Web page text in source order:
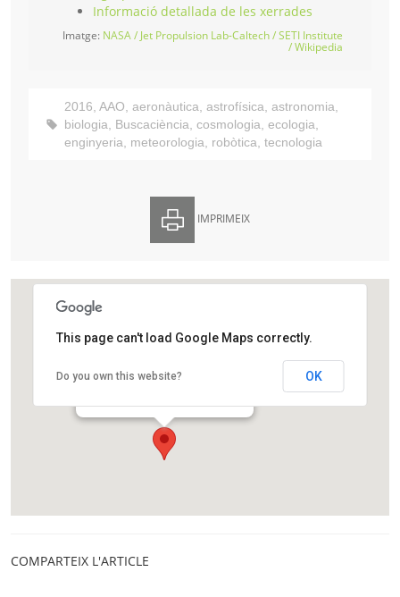
Informació detallada de les xerrades
Imatge: NASA / Jet Propulsion Lab-Caltech / SETI Institute
/ Wikipedia
2016, AAO, aeronàutica, astrofísica, astronomia,
biologia, Buscaciència, cosmologia, ecologia,
enginyeria, meteorologia, robòtica, tecnologia
IMPRIMEIX
Agrupació Astronòmica d’Osona
Carrer del Pare Xifré, 1-3
This page can't load Google Maps correctly.
Do you own this website? OK
COMPARTEIX L'ARTICLE